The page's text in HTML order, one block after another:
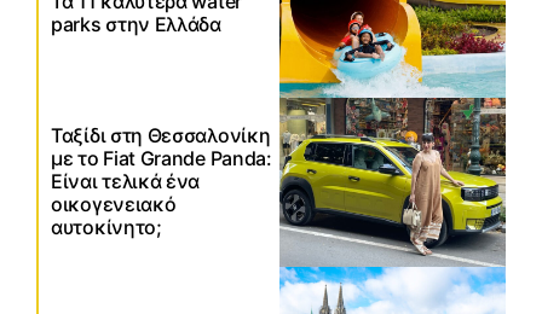
parks στην Ελλάδα
Ταξίδι στη Θεσσαλονίκη
με το Fiat Grande Panda:
Είναι τελικά ένα
οικογενειακό
αυτοκίνητο;